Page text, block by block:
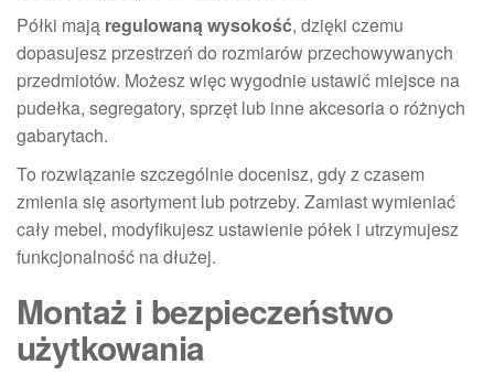
Półki mają regulowaną wysokość, dzięki czemu
dopasujesz przestrzeń do rozmiarów przechowywanych
przedmiotów. Możesz więc wygodnie ustawić miejsce na
pudełka, segregatory, sprzęt lub inne akcesoria o różnych
gabarytach.
To rozwiązanie szczególnie docenisz, gdy z czasem
zmienia się asortyment lub potrzeby. Zamiast wymieniać
cały mebel, modyfikujesz ustawienie półek i utrzymujesz
funkcjonalność na dłużej.
Montaż i bezpieczeństwo
użytkowania